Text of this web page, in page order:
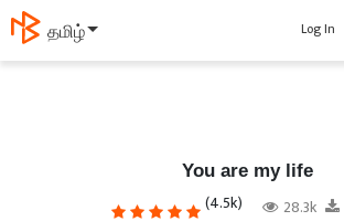
தமிழ் Log In
You are my life
(4.5k) 28.3k